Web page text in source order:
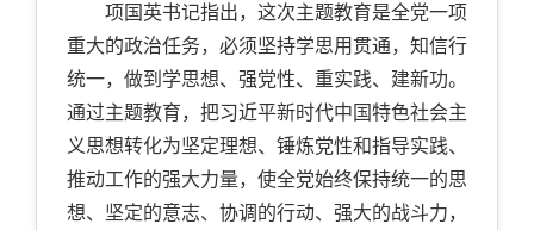
项国英书记指出，这次主题教育是全党一项
重大的政治任务，必须坚持学思用贯通，知信行
统一，做到学思想、强党性、重实践、建新功。
通过主题教育，把习近平新时代中国特色社会主
义思想转化为坚定理想、锤炼党性和指导实践、
推动工作的强大力量，使全党始终保持统一的思
想、坚定的意志、协调的行动、强大的战斗力，